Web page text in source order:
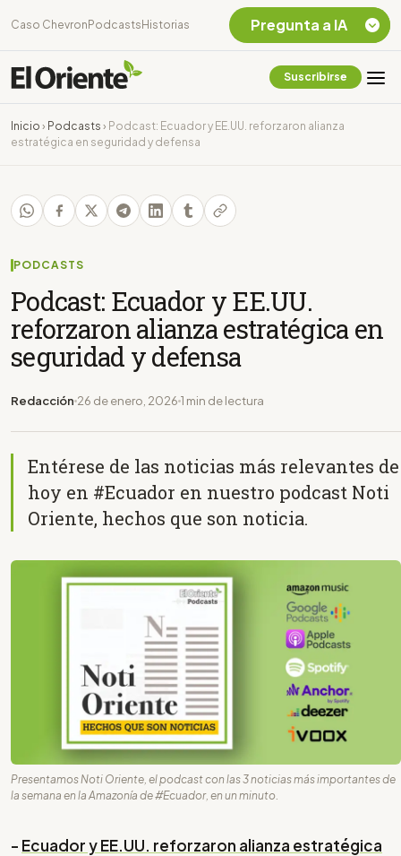
Caso Chevron Podcasts Historias
Suscribirse
Inicio › Podcasts › Podcast: Ecuador y EE.UU. reforzaron alianza
estratégica en seguridad y defensa
PODCASTS
Podcast: Ecuador y EE.UU.
reforzaron alianza estratégica en
seguridad y defensa
Redacción 26 de enero, 2026 1 min de lectura
Entérese de las noticias más relevantes de
hoy en #Ecuador en nuestro podcast Noti
Oriente, hechos que son noticia.
Presentamos Noti Oriente, el podcast con las 3 noticias más importantes de
la semana en la Amazonía de #Ecuador, en un minuto.
- Ecuador y EE.UU. reforzaron alianza estratégica
Pregunta a IA
Chevron Ecuador